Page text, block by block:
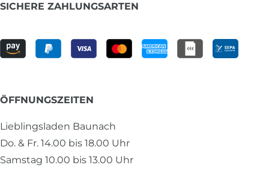
SICHERE ZAHLUNGSARTEN
ÖFFNUNGSZEITEN
Lieblingsladen Baunach
Do. & Fr. 14.00 bis 18.00 Uhr
Samstag 10.00 bis 13.00 Uhr